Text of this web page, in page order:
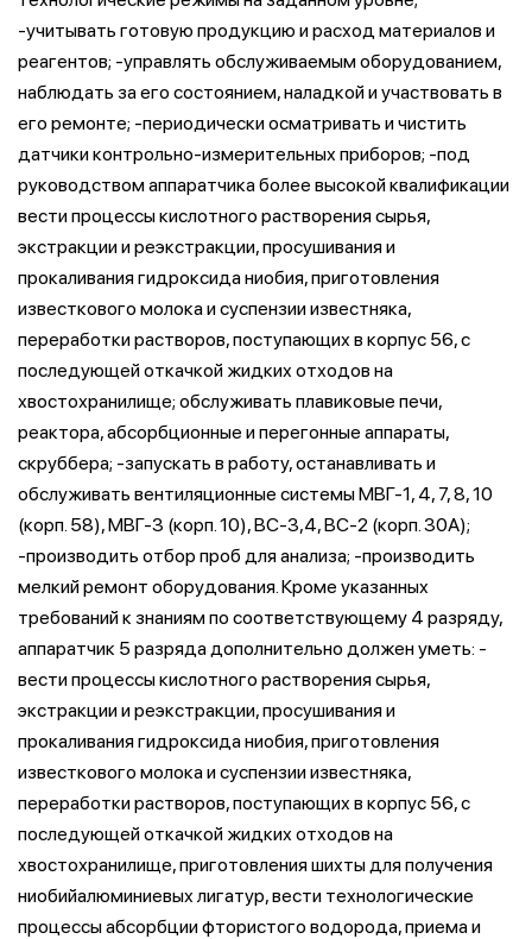
-учитывать готовую продукцию и расход материалов и
реагентов; -управлять обслуживаемым оборудованием,
наблюдать за его состоянием, наладкой и участвовать в
его ремонте; -периодически осматривать и чистить
датчики контрольно-измерительных приборов; -под
руководством аппаратчика более высокой квалификации
вести процессы кислотного растворения сырья,
экстракции и реэкстракции, просушивания и
прокаливания гидроксида ниобия, приготовления
известкового молока и суспензии известняка,
переработки растворов, поступающих в корпус 56, с
последующей откачкой жидких отходов на
хвостохранилище; обслуживать плавиковые печи,
реактора, абсорбционные и перегонные аппараты,
скруббера; -запускать в работу, останавливать и
обслуживать вентиляционные системы МВГ-1, 4, 7, 8, 10
(корп. 58), МВГ-3 (корп. 10), ВС-3,4, ВС-2 (корп. 30А);
-производить отбор проб для анализа; -производить
мелкий ремонт оборудования. Кроме указанных
требований к знаниям по соответствующему 4 разряду,
аппаратчик 5 разряда дополнительно должен уметь: -
вести процессы кислотного растворения сырья,
экстракции и реэкстракции, просушивания и
прокаливания гидроксида ниобия, приготовления
известкового молока и суспензии известняка,
переработки растворов, поступающих в корпус 56, с
последующей откачкой жидких отходов на
хвостохранилище, приготовления шихты для получения
ниобийалюминиевых лигатур, вести технологические
процессы абсорбции фтористого водорода, приема и